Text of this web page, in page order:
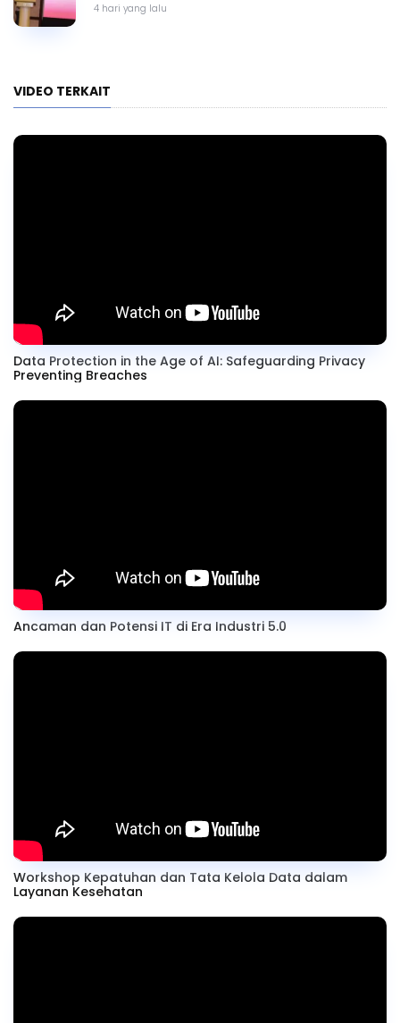
4 hari yang lalu
VIDEO TERKAIT
Data Protection in the Age of AI: Safeguarding Privacy
Preventing Breaches
Ancaman dan Potensi IT di Era Industri 5.0
Workshop Kepatuhan dan Tata Kelola Data dalam
Layanan Kesehatan